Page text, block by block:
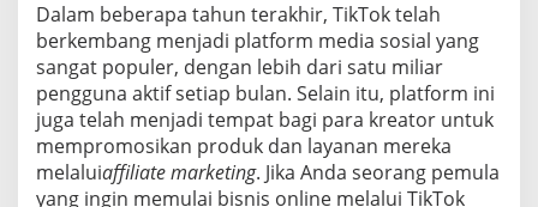
u
a
n
L
e
n
g
k
a
Dalam beberapa tahun terakhir, TikTok telah
berkembang menjadi platform media sosial yang
sangat populer, dengan lebih dari satu miliar
pengguna aktif setiap bulan. Selain itu, platform ini
juga telah menjadi tempat bagi para kreator untuk
mempromosikan produk dan layanan mereka
melaluiaffiliate marketing. Jika Anda seorang pemula
yang ingin memulai bisnis online melalui TikTok